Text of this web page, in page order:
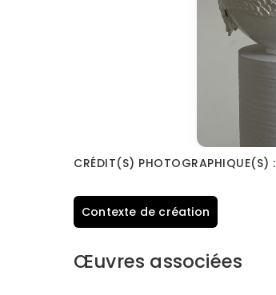
CRÉDIT(S) PHOTOGRAPHIQUE(S) :
Contexte de création
Œuvres associées